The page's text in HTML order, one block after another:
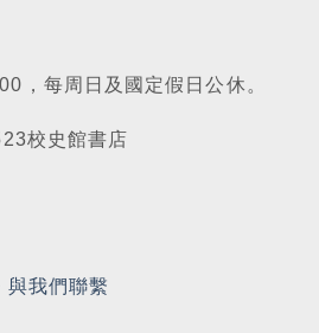
，每周日及國定假日公休。
校史館書店
與我們聯繫